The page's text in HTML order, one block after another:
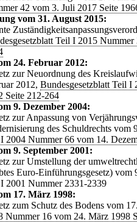
42 vom 3. Juli 2017 Seite
vom 31. August 2015:
Teil I 2015
24. Februar 2012:
zur Neuordnung des
2012, Bundesgesetzblatt Teil I
Seite 212-264
9. Dezember 2004:
zur Anpassung von
des Schuldrechts vom
2004 Nummer 66 vom 14.
9. September 2001:
zur Umstellung der
Euro-Einführungsgesetz) vom
2001 Nummer 2331-2339
17. März 1998:
zum Schutz des Bodens vom
Nummer 16 vom 24. März 1998